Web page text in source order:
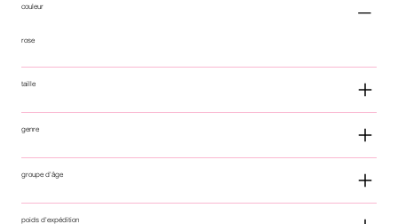
couleur
rose
taille
genre
groupe d'âge
poids d'expédition